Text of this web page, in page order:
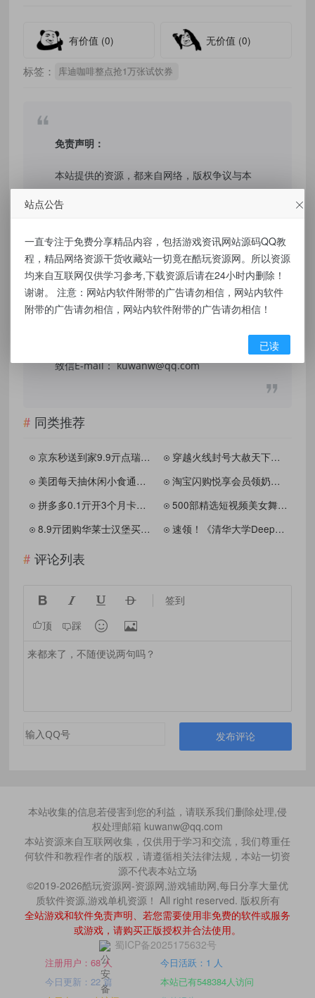
有价值 (0) 无价值 (0)
标签： 库迪咖啡整点抢1万张试饮券
免责声明：
本站提供的资源，都来自网络，版权争议与本
站无关，所有内容及软件的文章仅限用于学习
法用途，否则，一切后果请用户自负，我们不
保证内容的长久可用性，通过使用本站内容随
之而来的风险与本站无关，您必须在下载后的
24个小时之内，从您的电脑/手机中彻底删除上
致信E-mail： kuwanw@qq.com
同类推荐
京东秒送到家9.9亓点瑞幸咖啡
穿越火线封号大赦天下可以解封
美团每天抽休闲小食通兑免单
淘宝闪购悦享会员领奶茶免单
拼多多0.1亓开3个月卡抽神券
500部精选短视频美女舞蹈合集【第五弹】
8.9亓团购华莱士汉堡买一送一
速领！《清华大学DeepSeek从入门到精通.pdf》，带你全面解锁DeepSeek技术奥秘
评论列表
    签到
顶 踩  
发布评论
本站收集的信息若侵害到您的利益，请联系我们删除处理,侵
权处理邮箱 kuwanw@qq.com
本站资源来自互联网收集，仅供用于学习和交流，我们尊重任
何软件和教程作者的版权，请遵循相关法律法规，本站一切资
源不代表本站立场
©2019-2026酷玩资源网-资源网,游戏辅助网,每日分享大量优
质软件资源,游戏单机资源！ All right reserved. 版权所有
全站游戏和软件免责声明、若您需要使用非免费的软件或服务
或游戏，请购买正版授权并合法使用。
蜀ICP备2025175632号
注册用户：68 人
今日活跃：1 人
今日更新：22 篇
本站已有548384人访问
站点公告
一直专注于免费分享精品内容，包括游戏资讯网站源码QQ教
程，精品网络资源干货收藏站一切竟在酷玩资源网。所以资源
均来自互联网仅供学习参考,下载资源后请在24小时内删除！
谢谢。 注意：网站内软件附带的广告请勿相信，网站内软件
附带的广告请勿相信，网站内软件附带的广告请勿相信！
已读